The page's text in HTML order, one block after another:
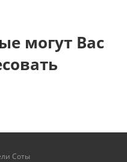
могут Вас
Соты